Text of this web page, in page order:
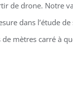
de drone. Notre
dans l’étude de
mètres carré à